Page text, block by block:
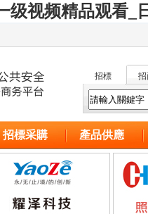
级视频精品观看_
招標
招標采購 產品供應